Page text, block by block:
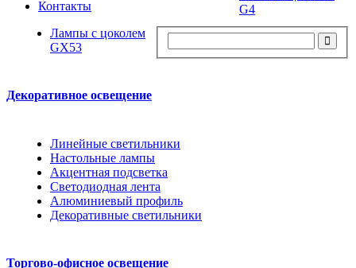
Контакты
G4
Лампы с цоколем
GX53
Декоративное освещение
Линейные светильники
Настольные лампы
Акцентная подсветка
Светодиодная лента
Алюминиевый профиль
Декоративные светильники
Торгово-офисное освещение